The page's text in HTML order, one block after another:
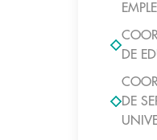
DE
DE